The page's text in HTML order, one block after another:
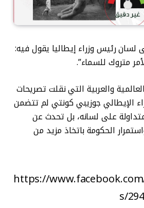
رئيس وزراء إيطاليا يقول فيه:
متروك للسماء”.
العالمية والعربية التي نقلت تصريحات
الإيطالي جوزيبي كونتي لم تتضمن
على لسانه، بل تحدث عن
الحكومة باتخاذ مزيد من
https://
s/